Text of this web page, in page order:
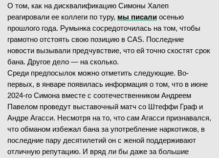
О том, как на дисквалификацию Симоны Халеп
реагировали ее коллеги по туру, мы писали осенью
прошлого года. Румынка сосредоточилась на том, чтобы
грамотно отстоять свою позицию в CAS. Последние
новости вызывали предчувствие, что ей точно скостят срок
бана. Другое дело — на сколько.
Среди предпосылок можно отметить следующие. Во-
первых, в январе появилась информация о том, что в июне
2024-го Симона вместе с соотечественником Андреем
Павелом проведут выставочный матч со Штеффи Граф и
Андре Агасси. Несмотря на то, что сам Агасси признавался,
что обманом избежал бана за употребление наркотиков, в
последние пару десятилетий он с женой поддерживают
отличную репутацию. И вряд ли бы даже за большие